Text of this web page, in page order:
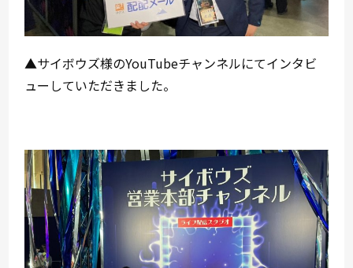
▲サイボウズ様のYouTubeチャンネルにてインタビ
ューしていただきました。